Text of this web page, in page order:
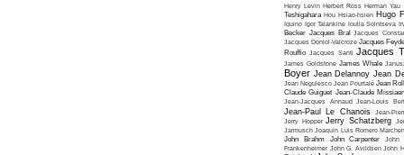
Henry Levin Herbert Ross Herman Yau
Teshigahara Hou Hsiao-hsien Hugo
Iquino Igor Talankine Ioulia Solntseva
Becker Jacques Bral Jacques
Jacques Doniol-Valcroze Jacques
Rouffio Jacques Santi Jacques
James Goldstone James Whale
Boyer Jean Delannoy Jean
Jean Negulesco Jean Pourtalé Jean
Claude Guiguet Jean-Claude
Jean-Jacques Annaud Jean-Louis
Jean-Paul Le Chanois
Jean-
Jerry Hopper Jerry Schatzberg
Jarmusch Joaquin Luis Romero
John Brahm
John Carpenter
John
Frankenheimer John G. Avildsen John